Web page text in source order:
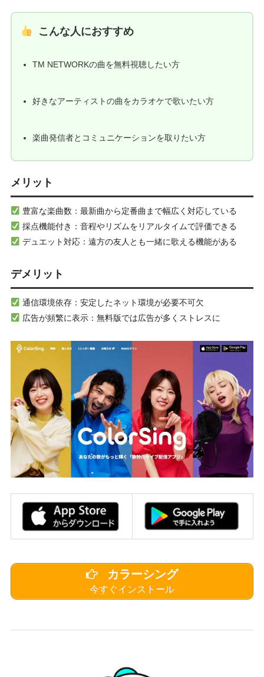
こんな人におすすめ
TM NETWORKの曲を無料視聴したい方
好きなアーティストの曲をカラオケで歌いたい方
楽曲発信者とコミュニケーションを取りたい方
メリット
豊富な楽曲数：最新曲から定番曲まで幅広く対応している
採点機能付き：音程やリズムをリアルタイムで評価できる
デュエット対応：遠方の友人とも一緒に歌える機能がある
デメリット
通信環境依存：安定したネット環境が必要不可欠
広告が頻繁に表示：無料版では広告が多くストレスに
カラーシング
今すぐインストール